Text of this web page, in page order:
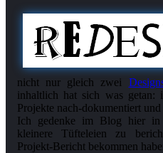
nicht nur gleich zwei
inhaltlich hat sich was getan:
Projekte nach-dokumentiert
Ich gedenke im Blog hier
kleinere Tüfteleien zu
Projekt-Bericht bekommen